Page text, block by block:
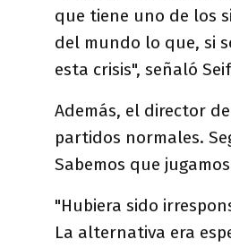
que tiene uno de los
del mundo lo que, si
esta crisis", señaló
Además, el director
partidos normales.
Sabemos que
"Hubiera sido
La alternativa era